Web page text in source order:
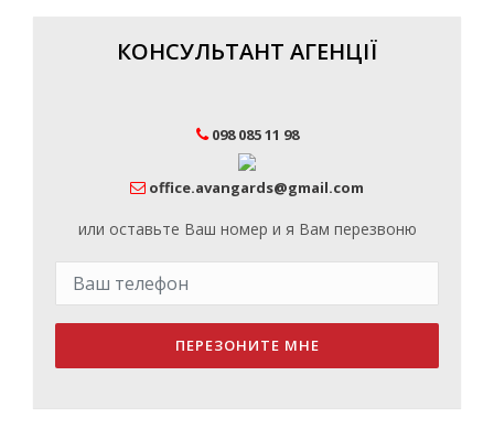
КОНСУЛЬТАНТ АГЕНЦІЇ
098 085 11 98
office.avangards@gmail.com
или оставьте Ваш номер и я Вам перезвоню
ПЕРЕЗОНИТЕ МНЕ